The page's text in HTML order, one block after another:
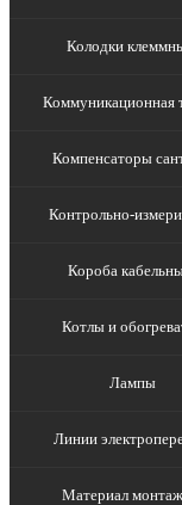
Колодки
Коммуникационная
Компенсаторы
Контрольно-
Короба
Котлы и
Лампы
Линии
Материал